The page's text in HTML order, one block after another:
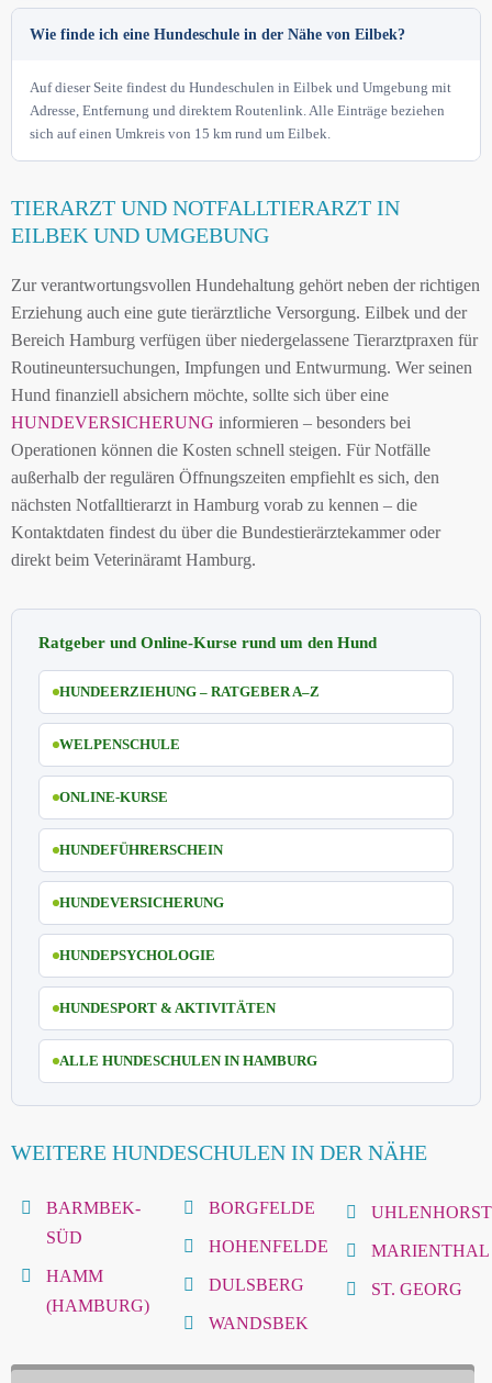
Wie finde ich eine Hundeschule in der Nähe von Eilbek?
Auf dieser Seite findest du Hundeschulen in Eilbek und Umgebung mit
Adresse, Entfernung und direktem Routenlink. Alle Einträge beziehen
sich auf einen Umkreis von 15 km rund um Eilbek.
TIERARZT UND NOTFALLTIERARZT IN
EILBEK UND UMGEBUNG
Zur verantwortungsvollen Hundehaltung gehört neben der richtigen
Erziehung auch eine gute tierärztliche Versorgung. Eilbek und der
Bereich Hamburg verfügen über niedergelassene Tierarztpraxen für
Routineuntersuchungen, Impfungen und Entwurmung. Wer seinen
Hund finanziell absichern möchte, sollte sich über eine
HUNDEVERSICHERUNG informieren – besonders bei
Operationen können die Kosten schnell steigen. Für Notfälle
außerhalb der regulären Öffnungszeiten empfiehlt es sich, den
nächsten Notfalltierarzt in Hamburg vorab zu kennen – die
Kontaktdaten findest du über die Bundestierärztekammer oder
direkt beim Veterinäramt Hamburg.
Ratgeber und Online-Kurse rund um den Hund
HUNDEERZIEHUNG – RATGEBER A–Z
WELPENSCHULE
ONLINE-KURSE
HUNDEFÜHRERSCHEIN
HUNDEVERSICHERUNG
HUNDEPSYCHOLOGIE
HUNDESPORT & AKTIVITÄTEN
ALLE HUNDESCHULEN IN HAMBURG
WEITERE HUNDESCHULEN IN DER NÄHE
BARMBEK-
SÜD
HAMM
(HAMBURG)
BORGFELDE
HOHENFELDE
DULSBERG
WANDSBEK
UHLENHORST
MARIENTHAL
ST. GEORG